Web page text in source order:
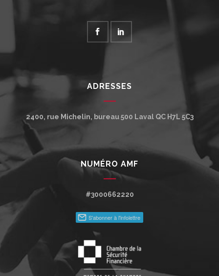
ADRESSES
2400, rue Michelin, bureau 500 Laval QC H7L 5C3
NUMÉRO AMF
#3000662220